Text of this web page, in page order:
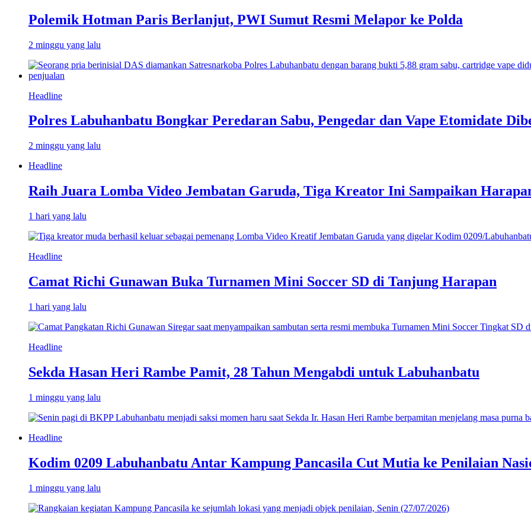
Polemik Hotman Paris Berlanjut, PWI Sumut Resmi Melapor ke Polda
2 minggu yang lalu
Headline
Polres Labuhanbatu Bongkar Peredaran Sabu, Pengedar dan Vape Etomidate
2 minggu yang lalu
Headline
Raih Juara Lomba Video Jembatan Garuda, Tiga Kreator Ini Sampaikan
1 hari yang lalu
Headline
Camat Richi Gunawan Buka Turnamen Mini Soccer SD di Tanjung Harapan
1 hari yang lalu
Headline
Sekda Hasan Heri Rambe Pamit, 28 Tahun Mengabdi untuk Labuhanbatu
1 minggu yang lalu
Headline
Kodim 0209 Labuhanbatu Antar Kampung Pancasila Cut Mutia ke Penilaian
1 minggu yang lalu